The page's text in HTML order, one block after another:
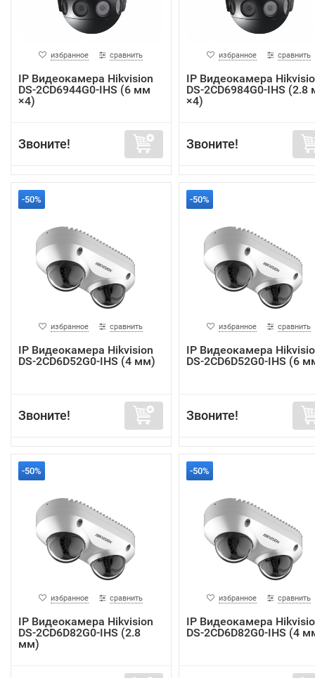
избранное сравнить
IP Видеокамера Hikvision
DS-2CD6944G0-IHS (6 мм
×4)
Звоните!
избранное сравнить
IP Видеокамера
DS-2CD6984G0-IHS (2.8
×4)
Звоните!
-50%
избранное сравнить
IP Видеокамера Hikvision
DS-2CD6D52G0-IHS (4 мм)
Звоните!
-50%
избранное сравнить
IP Видеокамера
DS-2CD6D52G0-IHS (6
Звоните!
-50%
избранное сравнить
IP Видеокамера Hikvision
DS-2CD6D82G0-IHS (2.8
мм)
-50%
избранное сравнить
IP Видеокамера
DS-2CD6D82G0-IHS (4